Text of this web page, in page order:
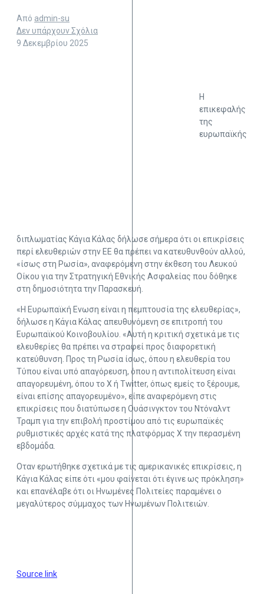
Από admin-su
Δεν υπάρχουν Σχόλια
9 Δεκεμβρίου 2025
Η
επικεφαλής
της
ευρωπαϊκής
διπλωματίας Κάγια Κάλας δήλωσε σήμερα ότι οι επικρίσεις
περί ελευθεριών στην ΕΕ θα πρέπει να κατευθυνθούν αλλού,
«ίσως στη Ρωσία», αναφερόμενη στην έκθεση του Λευκού
Οίκου για την Στρατηγική Εθνικής Ασφαλείας που δόθηκε
στη δημοσιότητα την Παρασκευή.
«Η Ευρωπαϊκή Ενωση είναι η πεμπτουσία της ελευθερίας»,
δήλωσε η Κάγια Κάλας απευθυνόμενη σε επιτροπή του
Ευρωπαϊκού Κοινοβουλίου. «Αυτή η κριτική σχετικά με τις
ελευθερίες θα πρέπει να στραφεί προς διαφορετική
κατεύθυνση. Προς τη Ρωσία ίσως, όπου η ελευθερία του
Τύπου είναι υπό απαγόρευση, όπου η αντιπολίτευση είναι
απαγορευμένη, όπου το Χ ή Twitter, όπως εμείς το ξέρουμε,
είναι επίσης απαγορευμένο», είπε αναφερόμενη στις
επικρίσεις που διατύπωσε η Ουάσινγκτον του Ντόναλντ
Τραμπ για την επιβολή προστίμου από τις ευρωπαϊκές
ρυθμιστικές αρχές κατά της πλατφόρμας Χ την περασμένη
εβδομάδα.
Οταν ερωτήθηκε σχετικά με τις αμερικανικές επικρίσεις, η
Κάγια Κάλας είπε ότι «μου φαίνεται ότι έγινε ως πρόκληση»
και επανέλαβε ότι οι Ηνωμένες Πολιτείες παραμένει ο
μεγαλύτερος σύμμαχος των Ηνωμένων Πολιτειών.
Source link